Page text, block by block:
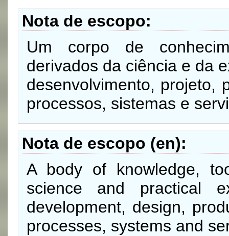
Nota de escopo
Um corpo de
derivados da ciência e da
desenvolvimento, projeto,
processos, sistemas e
Nota de escopo (en)
A body of knowledge,
science and practical
development, design,
processes, systems and